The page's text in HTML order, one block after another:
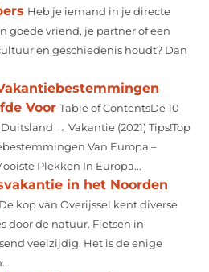
Heb je iemand in je directe
goede vriend, je partner of een
en geschiedenis houdt? Dan
Voor Table of ContentsDe 10
→ Vakantie (2021) Tips!Top
Van Europa –
Plekken In Europa...
in het Noorden
De kop van Overijssel kent diverse
door de natuur. Fietsen in
veelzijdig. Het is de enige